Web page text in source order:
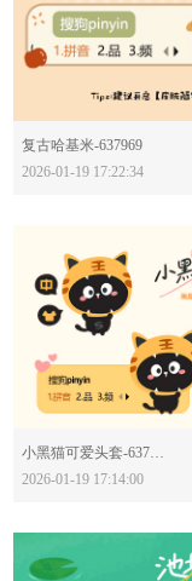
分享：
复古哈基米-637969
2026-01-19 17:22:34
分享：
小黑猫可爱头套-637966
2026-01-19 17:14:00